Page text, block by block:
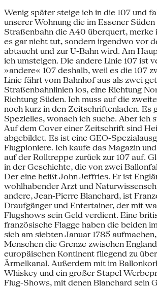
Wenig später steige ich in die 107 und
unserer Wohnung die im Essener
Straßenbahn die A40 überquert, merke
es gar nicht tut, sondern irgendwo vor
abtaucht und zur U-Bahn wird. Am
ich umsteigen. Die andere Linie 107 ist
»andere« 107 deshalb, weil es die 107
Linie fährt vom Bahnhof aus als zwei
Straßenbahnlinien los, eine Richtung
Richtung Süden. Ich muss auf die
noch kurz in den Zeitschriftenladen. Es
Spezielles, wonach ich suche. Aber ich
Auf dem Cover einer Zeitschrift sind
abgebildet. Es ist eine GEO-
Flugpioniere. Ich kaufe das Magazin
auf der Rolltreppe zurück zur 107 auf.
in der Geschichte, die von zwei
Der eine heißt John Jeffries. Er ist
wohlhabender Arzt und
andere, Jean-Pierre Blanchard, ist
Draufgänger und Entertainer, der mit
Flugshows sein Geld verdient. Eine
französische Flagge haben die beiden
sich am siebten Januar 1785
Menschen die Grenze zwischen
europäischen Kontinent fliegend zu
Ärmelkanal. Außerdem mit im
Whiskey und ein großer Stapel
Flug-Shows, mit denen Blanchard sein